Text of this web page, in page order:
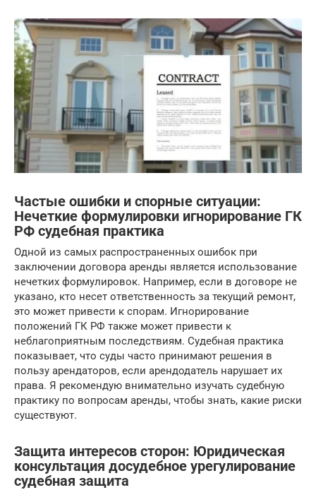
Частые ошибки и спорные ситуации:
Нечеткие формулировки игнорирование ГК
РФ судебная практика
Одной из самых распространенных ошибок при
заключении договора аренды является использование
нечетких формулировок. Например, если в договоре не
указано, кто несет ответственность за текущий ремонт,
это может привести к спорам. Игнорирование
положений ГК РФ также может привести к
неблагоприятным последствиям. Судебная практика
показывает, что суды часто принимают решения в
пользу арендаторов, если арендодатель нарушает их
права. Я рекомендую внимательно изучать судебную
практику по вопросам аренды, чтобы знать, какие риски
существуют.
Защита интересов сторон: Юридическая
консультация досудебное урегулирование
судебная защита